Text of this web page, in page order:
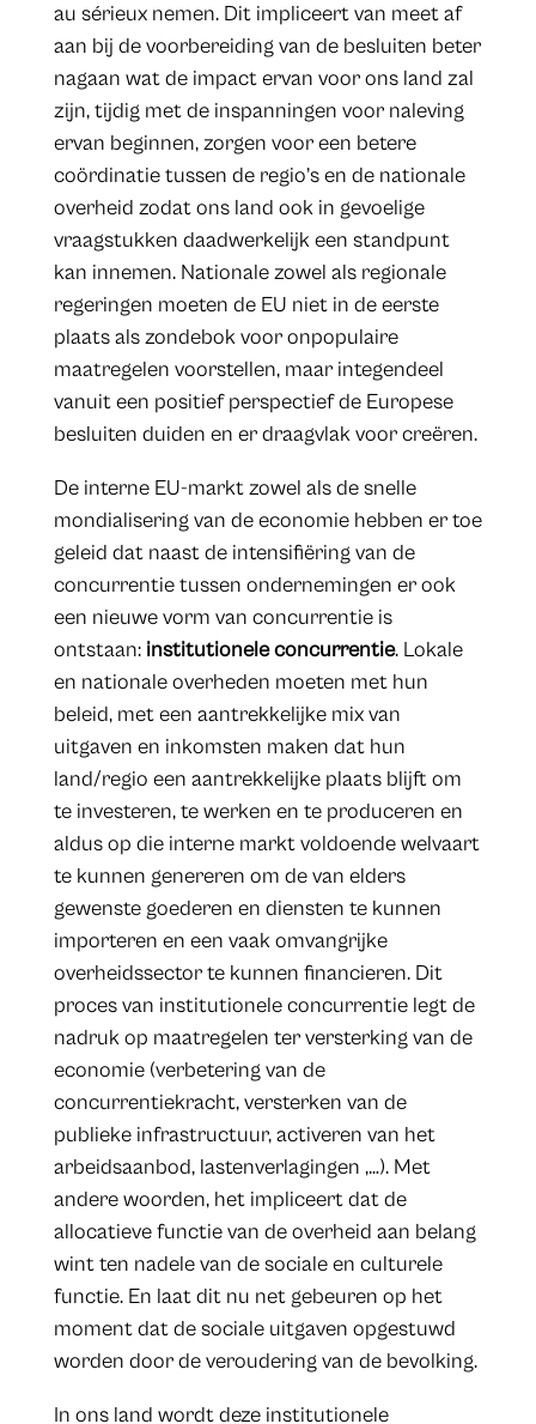
au sérieux nemen. Dit impliceert van meet af
aan bij de voorbereiding van de besluiten beter
nagaan wat de impact ervan voor ons land zal
zijn, tijdig met de inspanningen voor naleving
ervan beginnen, zorgen voor een betere
coördinatie tussen de regio’s en de nationale
overheid zodat ons land ook in gevoelige
vraagstukken daadwerkelijk een standpunt
kan innemen. Nationale zowel als regionale
regeringen moeten de EU niet in de eerste
plaats als zondebok voor onpopulaire
maatregelen voorstellen, maar integendeel
vanuit een positief perspectief de Europese
besluiten duiden en er draagvlak voor creëren.
De interne EU-markt zowel als de snelle
mondialisering van de economie hebben er toe
geleid dat naast de intensifiëring van de
concurrentie tussen ondernemingen er ook
een nieuwe vorm van concurrentie is
ontstaan: institutionele concurrentie. Lokale
en nationale overheden moeten met hun
beleid, met een aantrekkelijke mix van
uitgaven en inkomsten maken dat hun
land/regio een aantrekkelijke plaats blijft om
te investeren, te werken en te produceren en
aldus op die interne markt voldoende welvaart
te kunnen genereren om de van elders
gewenste goederen en diensten te kunnen
importeren en een vaak omvangrijke
overheidssector te kunnen financieren. Dit
proces van institutionele concurrentie legt de
nadruk op maatregelen ter versterking van de
economie (verbetering van de
concurrentiekracht, versterken van de
publieke infrastructuur, activeren van het
arbeidsaanbod, lastenverlagingen ,…). Met
andere woorden, het impliceert dat de
allocatieve functie van de overheid aan belang
wint ten nadele van de sociale en culturele
functie. En laat dit nu net gebeuren op het
moment dat de sociale uitgaven opgestuwd
worden door de veroudering van de bevolking.
In ons land wordt deze institutionele